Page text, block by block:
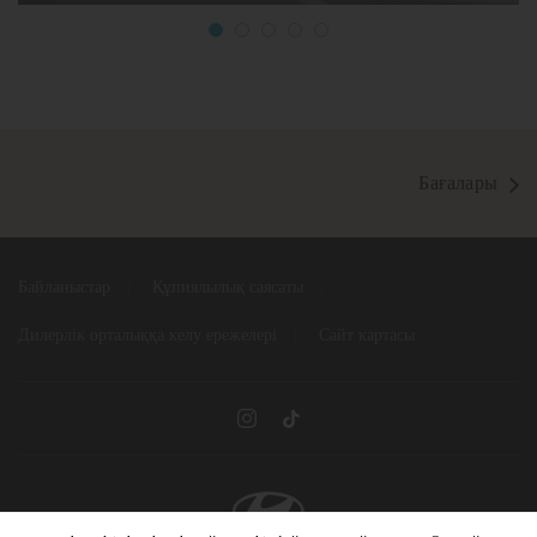
Бағалары